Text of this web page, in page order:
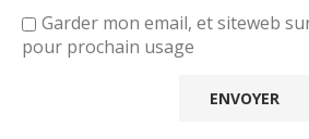
Garder mon email, et siteweb
pour prochain usage